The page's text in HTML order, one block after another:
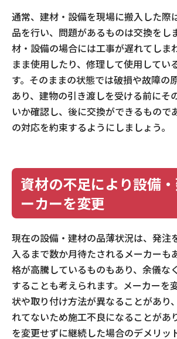
通常、建材・設備を現場に搬入した際
品を行い、問題があるものは交換をし
材・設備の場合には工事が遅れてしま
まま使用したり、修理して使用してい
す。そのままの状態では破損や故障の
あり、建物の引き渡しを受ける前にそ
いか確認し、後に交換ができるもので
の対応を約束するようにしましょう。
資材の不足により設備
ーカーを変更
現在の設備・建材の品薄状況は、発注
入るまで数か月待たされるメーカーも
格が高騰しているものもあり、余儀な
することも考えられます。メーカーを
状や取り付け方法が異なることがあり
れてないため施工不良になることがあ
を変更せずに継続した場合のデメリッ